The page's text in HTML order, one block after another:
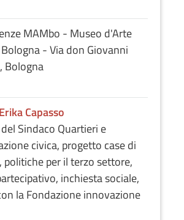
MAMbo - Museo d'Arte
- Via don Giovanni
Bologna
Capasso
Sindaco Quartieri e
civica, progetto case di
politiche per il terzo settore,
inchiesta sociale,
la Fondazione innovazione